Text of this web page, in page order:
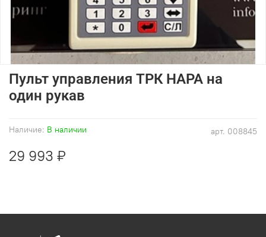
арт. 008845
Наличие: В наличии
Пульт управления ТРК НАРА на
один рукав
29 993 ₽